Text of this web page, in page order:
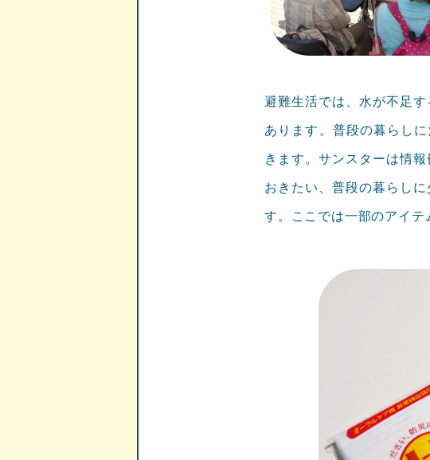
避難生活では、水が不足
あります。普段の暮らし
きます。サンスターは情
おきたい、普段の暮らし
す。ここでは一部のアイテ